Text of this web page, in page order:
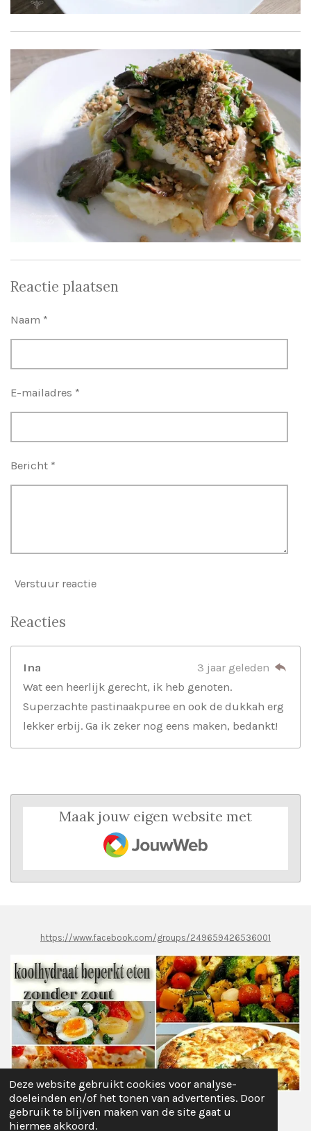
Deze website gebruikt cookies voor analyse-
doeleinden en/of het tonen van advertenties. Door
gebruik te blijven maken van de site gaat u
hiermee akkoord.
Reactie plaatsen
Naam *
E-mailadres *
Bericht *
Verstuur reactie
Reacties
Ina
3 jaar geleden
Wat een heerlijk gerecht, ik heb genoten.
Superzachte pastinaakpuree en ook de dukkah erg
lekker erbij. Ga ik zeker nog eens maken, bedankt!
Maak jouw eigen website met
JouwWeb
https://www.facebook.com/groups/249659426536001
Delen Deel Share Pinnen Delen